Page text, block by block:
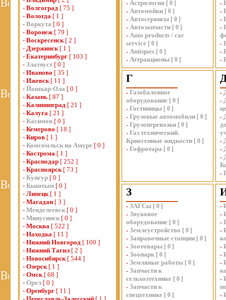
- Волгоград [ 75 ]
- Вологда [ 1 ]
- Воркута [ 0 ]
- Воронеж[ 79 ]
- Воскресенск[ 2 ]
- Дзержинск[ 1 ]
- Екатеринбург [ 103 ]
- Златоуст [ 0 ]
- Иваново [ 35 ]
- Ижевск[ 11 ]
- Йошкар-Ола [ 0 ]
- Казань [ 87 ]
- Калининград [ 21 ]
- Калуга [ 21 ]
- Касимов [ 0 ]
- Кемерово [ 18 ]
- Киров [ 1 ]
- Комсомльск на Амуре [ 0 ]
- Кострома [ 1 ]
- Краснодар [ 252 ]
- Красноярск[ 73 ]
- Кунгур [ 0 ]
- Кыштым [ 0 ]
- Липецк[ 1 ]
- Магадан [ 3 ]
- Менделеевск [ 0 ]
- Минусинск [ 0 ]
- Москва [ 522 ]
- Находка [ 11 ]
- Нижний Новгород [ 100 ]
- Нижний Тагил [ 2 ]
- Новосибирск[ 544 ]
- Озерск[ 1 ]
- Омск[ 68 ]
- Орел [ 0 ]
- Оренбург [ 11 ]
- Астрология [ 0 ]
- Автомойки [ 0 ]
- Автосервисы [ 0 ]
- Автозапчасти [ 0 ]
- Auto products / car
service [ 0 ]
- Antiques [ 0 ]
- Аттракционы [ 0 ]
-
-
-
-
-
-
-
Г
- Газобалонное
оборудование [ 0 ]
- Гостиницы [ 0 ]
- Грузовые автомобили [ 0 ]
- Грузоперевозки [ 0 ]
- Газ технический.
Криогенные жидкости [ 0 ]
- Гофротара [ 0 ]
-
-
-
-
-
-
-
З
- ЗАГСы [ 0 ]
- Звуковое
оборудование [ 0 ]
- Землеустройство [ 0 ]
- Заправочные станции [ 0 ]
- Зоотовары [ 0 ]
- Зоопарк [ 0 ]
- Земляные работы [ 0 ]
- Запчасти к
сельхозтехнике [ 0 ]
- Запчасти к
спецтехнике [ 0 ]
-
-
-
-
-
-
-
-
-